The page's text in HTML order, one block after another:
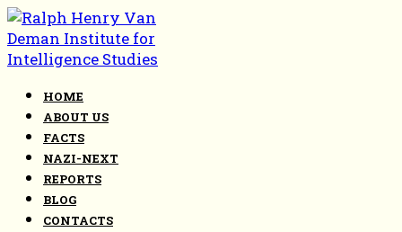
Skip
to
content
HOME
ABOUT US
FACTS
NAZI-NEXT
REPORTS
BLOG
CONTACTS